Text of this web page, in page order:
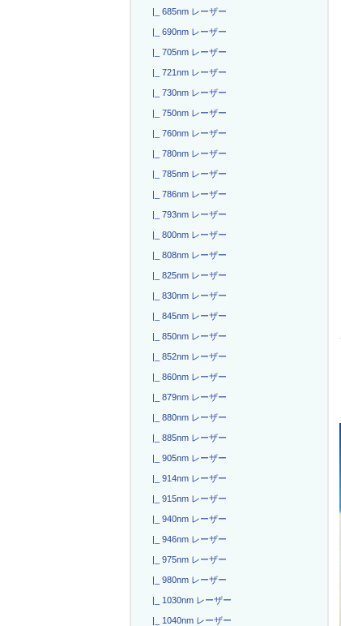
|_ 685nm レーザー
|_ 690nm レーザー
|_ 705nm レーザー
|_ 721nm レーザー
|_ 730nm レーザー
|_ 750nm レーザー
|_ 760nm レーザー
|_ 780nm レーザー
|_ 785nm レーザー
|_ 786nm レーザー
|_ 793nm レーザー
|_ 800nm レーザー
|_ 808nm レーザー
|_ 825nm レーザー
|_ 830nm レーザー
|_ 845nm レーザー
|_ 850nm レーザー
|_ 852nm レーザー
|_ 860nm レーザー
|_ 879nm レーザー
|_ 880nm レーザー
|_ 885nm レーザー
|_ 905nm レーザー
|_ 914nm レーザー
|_ 915nm レーザー
|_ 940nm レーザー
|_ 946nm レーザー
|_ 975nm レーザー
|_ 980nm レーザー
|_ 1030nm レーザー
|_ 1040nm レーザー